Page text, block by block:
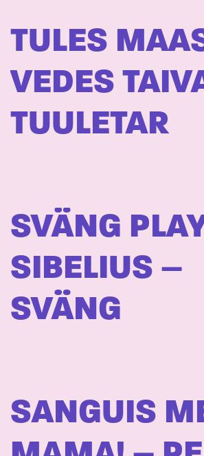
TULES
VEDES
TUULETAR
SVÄNG
SIBELIUS –
SVÄNG
SANGUIS